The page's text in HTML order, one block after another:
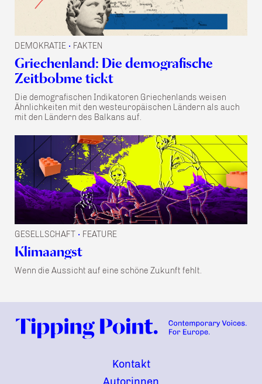
DEMOKRATIE • FAKTEN
Griechenland: Die demografische
Zeitbobme tickt
Die demografischen Indikatoren Griechenlands weisen
Ähnlichkeiten mit den westeuropäischen Ländern als auch
mit den Ländern des Balkans auf.
GESELLSCHAFT • FEATURE
Klimaangst
Wenn die Aussicht auf eine schöne Zukunft fehlt.
Kontakt